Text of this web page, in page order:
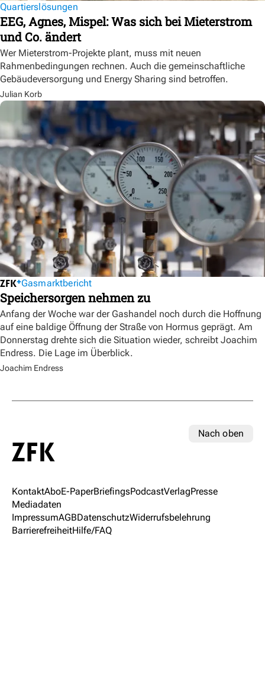
Quartierslösungen
EEG, Agnes, Mispel: Was sich bei Mieterstrom
und Co. ändert
Wer Mieterstrom-Projekte plant, muss mit neuen
Rahmenbedingungen rechnen. Auch die gemeinschaftliche
Gebäudeversorgung und Energy Sharing sind betroffen.
Julian Korb
Gasmarktbericht
Speichersorgen nehmen zu
Anfang der Woche war der Gashandel noch durch die Hoffnung
auf eine baldige Öffnung der Straße von Hormus geprägt. Am
Donnerstag drehte sich die Situation wieder, schreibt Joachim
Endress. Die Lage im Überblick.
Joachim Endress
Nach oben
KontaktAboE-PaperBriefingsPodcastVerlagPresse
Mediadaten
ImpressumAGBDatenschutzWiderrufsbelehrung
BarrierefreiheitHilfe/FAQ